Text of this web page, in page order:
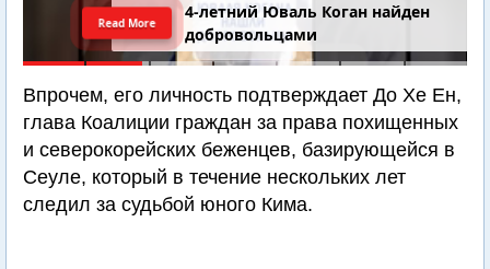
4-летний Юваль Коган найден
добровольцами
Read More
Впрочем, его личность подтверждает До Хе Ен,
глава Коалиции граждан за права похищенных
и северокорейских беженцев, базирующейся в
Сеуле, который в течение нескольких лет
следил за судьбой юного Кима.